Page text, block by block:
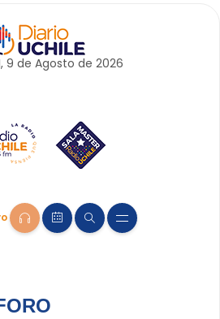
9 de Agosto de 2026